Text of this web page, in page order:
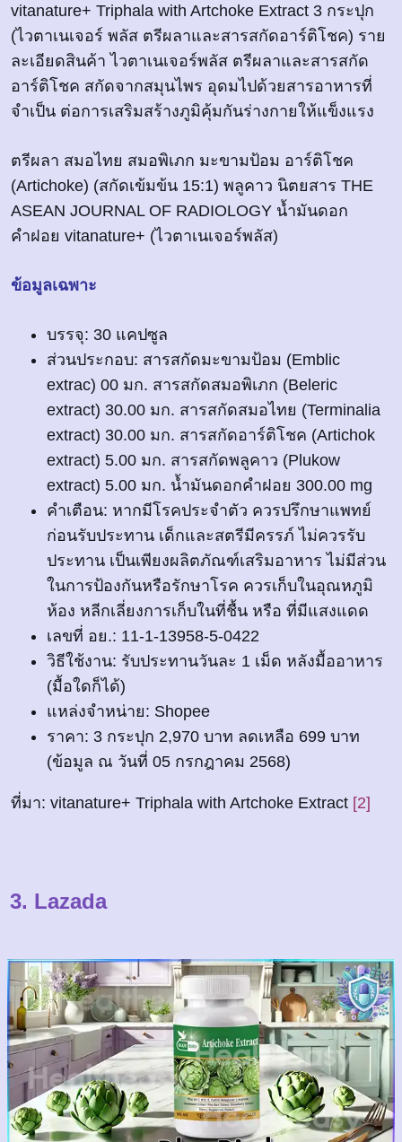
vitanature+ Triphala with Artchoke Extract 3 กระปุก
(ไวตาเนเจอร์ พลัส ตรีผลาและสารสกัดอาร์ติโชค) ราย
ละเอียดสินค้า ไวตาเนเจอร์พลัส ตรีผลาและสารสกัด
อาร์ติโชค สกัดจากสมุนไพร อุดมไปด้วยสารอาหารที่
จำเป็น ต่อการเสริมสร้างภูมิคุ้มกันร่างกายให้แข็งแรง
ตรีผลา สมอไทย สมอพิเภก มะขามป้อม อาร์ติโชค
(Artichoke) (สกัดเข้มข้น 15:1) พลูคาว นิตยสาร THE
ASEAN JOURNAL OF RADIOLOGY น้ำมันดอก
คำฝอย vitanature+ (ไวตาเนเจอร์พลัส)
ข้อมูลเฉพาะ
บรรจุ: 30 แคปซูล
ส่วนประกอบ: สารสกัดมะขามป้อม (Emblic
extrac) 00 มก. สารสกัดสมอพิเภก (Beleric
extract) 30.00 มก. สารสกัดสมอไทย (Terminalia
extract) 30.00 มก. สารสกัดอาร์ติโชค (Artichok
extract) 5.00 มก. สารสกัดพลูคาว (Plukow
extract) 5.00 มก. น้ำมันดอกคำฝอย 300.00 mg
คำเตือน: หากมีโรคประจำตัว ควรปรึกษาแพทย์
ก่อนรับประทาน เด็กและสตรีมีครรภ์ ไม่ควรรับ
ประทาน เป็นเพียงผลิตภัณฑ์เสริมอาหาร ไม่มีส่วน
ในการป้องกันหรือรักษาโรค ควรเก็บในอุณหภูมิ
ห้อง หลีกเลี่ยงการเก็บในที่ชื้น หรือ ที่มีแสงแดด
เลขที่ อย.: 11-1-13958-5-0422
วิธีใช้งาน: รับประทานวันละ 1 เม็ด หลังมื้ออาหาร
(มื้อใดก็ได้)
แหล่งจำหน่าย: Shopee
ราคา: 3 กระปุก 2,970 บาท ลดเหลือ 699 บาท
(ข้อมูล ณ วันที่ 05 กรกฎาคม 2568)
ที่มา: vitanature+ Triphala with Artchoke Extract [2]
3. Lazada